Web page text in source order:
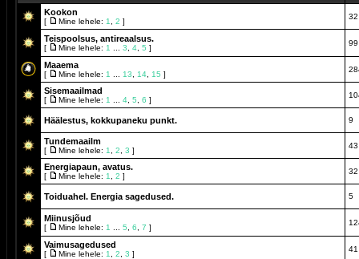
Kookon
[ Mine lehele: 1 2 ]
32
Teispoolsus, antireaalsus.
[ Mine lehele: 1 3 4 5 ]
99
Maaema
[ Mine lehele: 1 13 14 15 ]
Sisemaailmad
[ Mine lehele: 1 4 5 6 ]
Häälestus, kokkupaneku punkt. 9
Tundemaailm
[ Mine lehele: 1 2 3 ]
43
Energiapaun, avatus.
[ Mine lehele: 1 2 ]
32
Toiduahel. Energia sagedused. 5
Miinusjõud
[ Mine lehele: 1 5 6 7 ]
Vaimusagedused
[ Mine lehele: 1 2 3 ]
41